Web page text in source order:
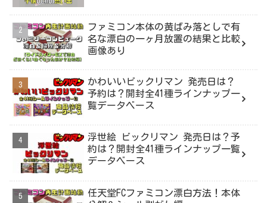
ファミコン本体の黄ばみ落としで有
名な漂白の一ヶ月放置の結果と比較
画像あり
かわいいビックリマン 発売日は？
予約は？開封全41種ラインナップ一
覧データベース
浮世絵 ビックリマン 発売日は？予
約は？開封全41種ラインナップ一覧
データベース
任天堂FCファミコン漂白方法！本体